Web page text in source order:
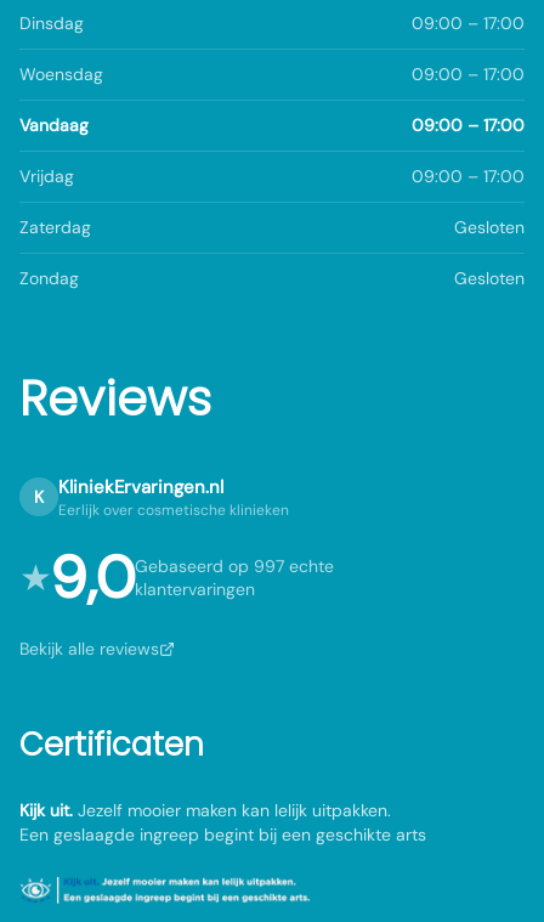
Dinsdag 09:00 – 17:00
Woensdag 09:00 – 17:00
Vandaag 09:00 – 17:00
Vrijdag 09:00 – 17:00
Zaterdag Gesloten
Zondag Gesloten
Reviews
K KliniekErvaringen.nl
Eerlijk over cosmetische klinieken
★9,0Gebaseerd op 997 echte
klantervaringen
Bekijk alle reviews
Certificaten
Kijk uit. Jezelf mooier maken kan lelijk uitpakken.
Een geslaagde ingreep begint bij een geschikte arts